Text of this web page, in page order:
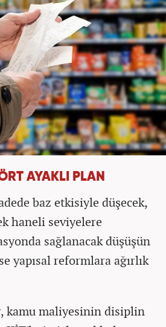
AYAKLI PLAN
baz etkisiyle düşecek,
haneli seviyelere
sağlanacak düşüşün
yapısal reformlara ağırlık
kamu maliyesinin disiplin